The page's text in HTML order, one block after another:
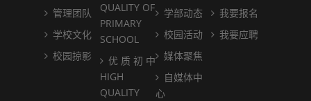
管理团队
学校文化
校园掠影
QUALITY OF
PRIMARY
SCHOOL
优 质 初 中
HIGH
QUALITY
学部动态
校园活动
媒体聚焦
自媒体中
心
我要报名
我要应聘